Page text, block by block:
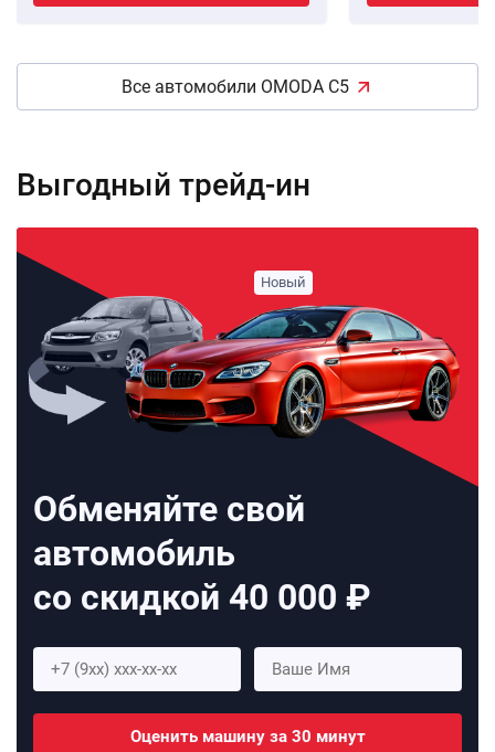
Все автомобили OMODA C5
Выгодный трейд-ин
Обменяйте свой
автомобиль
со скидкой 40 000 ₽
Оценить машину за 30 минут